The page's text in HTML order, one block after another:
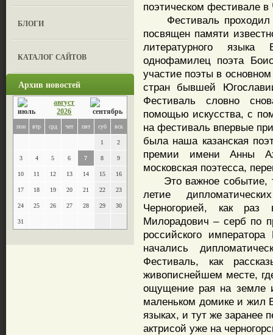
БЛОГИ
КАТАЛОГ САЙТОВ
Архив новостей
август
2026
пон втр срд чет пят суб вск
1 2
3 4 5 6 7 8 9
10 11 12 13 14 15 16
17 18 19 20 21 22 23
24 25 26 27 28 29 30
31
поэтическом фестивале в
Фестиваль проходил
посвящен памяти
литературного языка
однофамилец поэта
участие поэты в
стран бывшей
Фестиваль словно
помощью искусства, с
на фестиваль впервые
была наша казанская
премии имени Анны
московская поэтесса,
Это важное событие,
летие
Черногорией, как
Милорадович – серб по
российского
начались
Фестиваль, как
живописнейшем месте,
ощущение рая на земле
маленьком домике и жил
языках, и тут же заранее
актрисой уже на